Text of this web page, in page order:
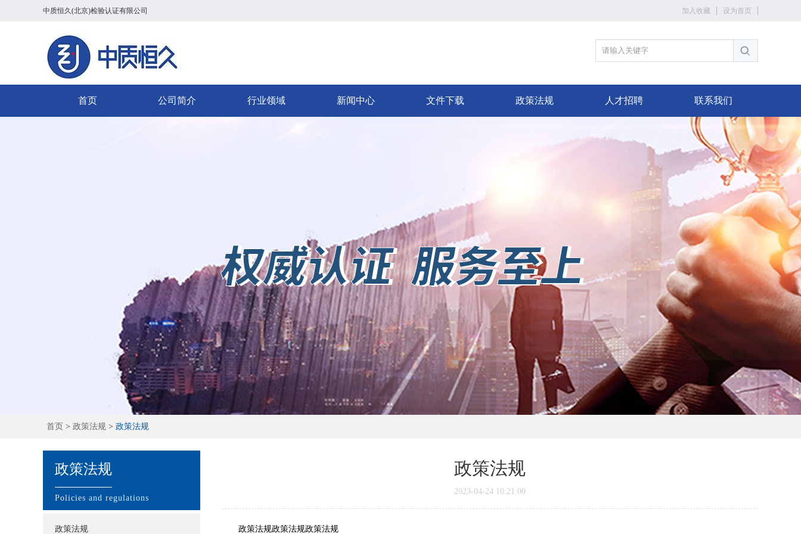
中质恒久(北京)检验认证有限公司 加入收藏 设为首页
首页 公司简介 行业领域 新闻中心 文件下载 政策法规 人才招聘 联系我们
首页 > 政策法规 > 政策法规
政策法规
Policies and regulations
政策法规
政策法规
2023-04-24 10:21:00
政策法规政策法规政策法规